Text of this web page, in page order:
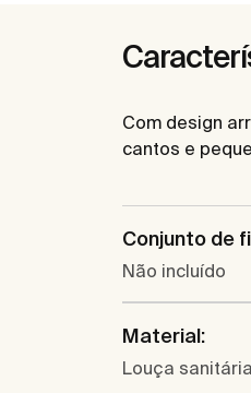
Com design
cantos e
Conjunto de
Não incluído
Material:
Louça sanitária